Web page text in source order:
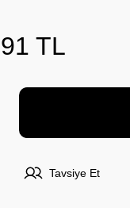
TL
Tavsiye Et